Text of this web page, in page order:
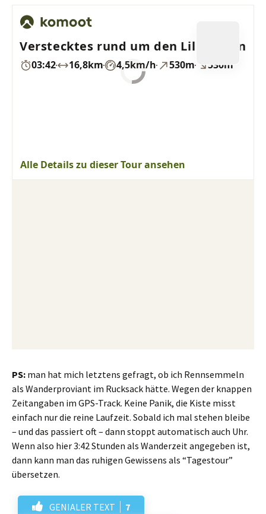
PS: man hat mich letztens gefragt, ob ich Rennsemmeln
als Wanderproviant im Rucksack hätte. Wegen der knappen
Zeitangaben im GPS-Track. Keine Panik, die Kiste misst
einfach nur die reine Laufzeit. Sobald ich mal stehen bleibe
– und das passiert oft – dann stoppt automatisch auch Uhr.
Wenn also hier 3:42 Stunden als Wanderzeit angegeben ist,
dann kann man das ruhigen Gewissens als “Tagestour”
übersetzen.
GENIALER TEXT
7